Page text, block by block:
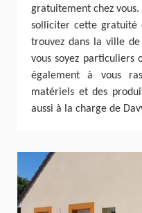
gratuitement chez
solliciter cette gratuité
trouvez dans la ville
vous soyez particuliers
également à vous
matériels et des
aussi à la charge de